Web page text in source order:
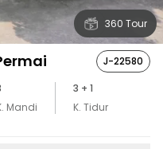
360 Tour
J-22580
Mandi
3 + 1
K. Tidur